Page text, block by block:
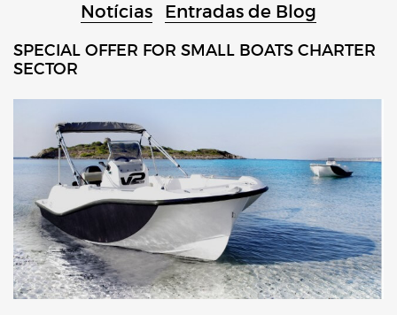
Notícias
Entradas de Blog
SPECIAL OFFER FOR SMALL BOATS CHARTER
SECTOR